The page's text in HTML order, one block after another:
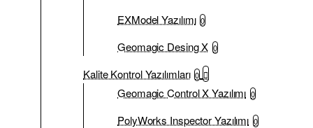
EXModel Yazılımı 0
Geomagic Desing X 0
Kalite Kontrol Yazılımları 0
Geomagic Control X Yazılımı 0
PolyWorks Inspector Yazılımı 0